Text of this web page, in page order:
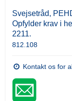
Svejsetråd,
Opfylder krav i
2211.
812.108
Kontakt os for